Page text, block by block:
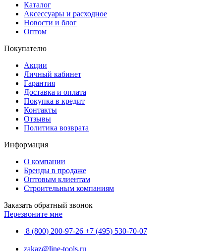
Каталог
Аксессуары и расходное
Новости и блог
Оптом
Покупателю
Акции
Личный кабинет
Гарантия
Доставка и оплата
Покупка в кредит
Контакты
Отзывы
Политика возврата
Информация
О компании
Бренды в продаже
Оптовым клиентам
Строительным компаниям
Заказать обратный звонок
Перезвоните мне
8 (800) 200-97-26 +7 (495) 530-70-07
zakaz@line-tools.ru